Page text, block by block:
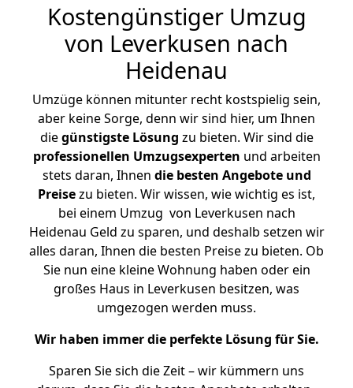
Kostengünstiger Umzug
von Leverkusen nach
Heidenau
Umzüge können mitunter recht kostspielig sein,
aber keine Sorge, denn wir sind hier, um Ihnen
diegünstigste Lösung zu bieten. Wir sind die
professionellen Umzugsexperten und arbeiten
stets daran, Ihnen die besten Angebote und
Preisezu bieten. Wir wissen, wie wichtig es ist,
bei einem Umzug von Leverkusen nach
Heidenau Geld zu sparen, und deshalb setzen wir
alles daran, Ihnen die besten Preise zu bieten. Ob
Sie nun eine kleine Wohnung haben oder ein
großes Haus in Leverkusen besitzen, was
umgezogen werden muss.
Wir haben immer die perfekte Lösung für Sie.
Sparen Sie sich die Zeit – wir kümmern uns